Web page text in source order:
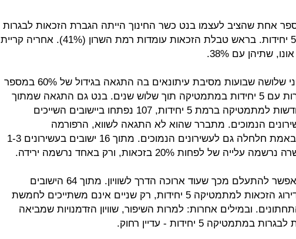
אחת שהציב לעצמו בנט כשר החינוך הייתה הגברת הזכאות לבגרות
במתמטיקה 5 יחידות. בראש טבלת הזכאות עומדות רמת השרון (41%). אחריה קריית
שתיהן עם 38%.
בנט כינס לפני שלושה שבועות מסיבת עיתונאים בה התגאה בגידול של 60% במספר
הזכאים לבגרות עם 5 יחידות במתמטיקה תוך שלוש שנים. בנט גם התגאה שמתוך
185 כיתות חדשות למתמטיקה ברמת 5 יחידות, 107 נפתחו ביישובים השייכים
הנמוכים. מתברר שהוא לא התגאה לשווא, הרפורמה
במתמטיקה באמת חלחלה גם לעשירונים הנמוכים. מתוך 16 ישובים בעשירונים 1-3
של לפחות 20% בזכאות, ורק באחד נרשמה ירידה.
עם זאת, אי אפשר להתעלם מכך שעוד ארוכה הדרך לשוויון. מתוך 64 הישובים
האחרונים בדירוג הזכאות למתמטיקה 5 יחידות, רק שניים אינם משתייכים לחמשת
ובמילים אחרות: למרות השיפור, שוויון הזדמנויות שמביאה
במתמטיקה 5 יחידות - עדיין רחוק.